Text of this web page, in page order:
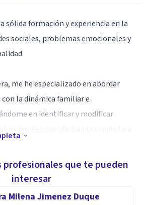
sólida formación y experiencia en la
sociales, problemas emocionales y
me he especializado en abordar
la dinámica familiar e
en identificar y modificar
para que mis pacientes puedan
y desarrollar estrategias efectivas
Además, he trabajado con
profesionales que te pueden
interesar
Milena Jimenez Duque